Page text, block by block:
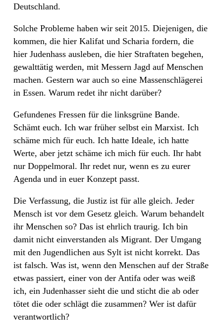
Deutschland.
Solche Probleme haben wir seit 2015. Diejenigen, die
kommen, die hier Kalifat und Scharia fordern, die
hier Judenhass ausleben, die hier Straftaten begehen,
gewalttätig werden, mit Messern Jagd auf Menschen
machen. Gestern war auch so eine Massenschlägerei
in Essen. Warum redet ihr nicht darüber?
Gefundenes Fressen für die linksgrüne Bande.
Schämt euch. Ich war früher selbst ein Marxist. Ich
schäme mich für euch. Ich hatte Ideale, ich hatte
Werte, aber jetzt schäme ich mich für euch. Ihr habt
nur Doppelmoral. Ihr redet nur, wenn es zu eurer
Agenda und in euer Konzept passt.
Die Verfassung, die Justiz ist für alle gleich. Jeder
Mensch ist vor dem Gesetz gleich. Warum behandelt
ihr Menschen so? Das ist ehrlich traurig. Ich bin
damit nicht einverstanden als Migrant. Der Umgang
mit den Jugendlichen aus Sylt ist nicht korrekt. Das
ist falsch. Was ist, wenn den Menschen auf der Straße
etwas passiert, einer von der Antifa oder was weiß
ich, ein Judenhasser sieht die und sticht die ab oder
tötet die oder schlägt die zusammen? Wer ist dafür
verantwortlich?